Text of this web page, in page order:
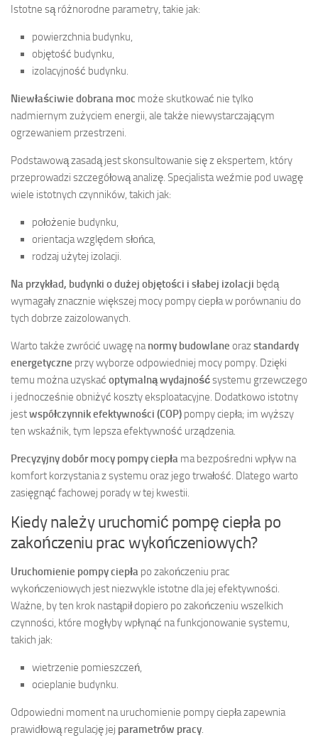
Istotne są różnorodne parametry, takie jak:
powierzchnia budynku,
objętość budynku,
izolacyjność budynku.
Niewłaściwie dobrana moc może skutkować nie tylko
nadmiernym zużyciem energii, ale także niewystarczającym
ogrzewaniem przestrzeni.
Podstawową zasadą jest skonsultowanie się z ekspertem, który
przeprowadzi szczegółową analizę. Specjalista weźmie pod uwagę
wiele istotnych czynników, takich jak:
położenie budynku,
orientacja względem słońca,
rodzaj użytej izolacji.
Na przykład, budynki o dużej objętości i słabej izolacji będą
wymagały znacznie większej mocy pompy ciepła w porównaniu do
tych dobrze zaizolowanych.
Warto także zwrócić uwagę nanormy budowlane orazstandardy
energetyczne przy wyborze odpowiedniej mocy pompy. Dzięki
temu można uzyskać optymalną wydajnośćsystemu grzewczego
i jednocześnie obniżyć koszty eksploatacyjne. Dodatkowo istotny
jestwspółczynnik efektywności (COP) pompy ciepła; im wyższy
ten wskaźnik, tym lepsza efektywność urządzenia.
Precyzyjny dobór mocy pompy ciepła ma bezpośredni wpływ na
komfort korzystania z systemu oraz jego trwałość. Dlatego warto
zasięgnąć fachowej porady w tej kwestii.
Kiedy należy uruchomić pompę ciepła po
zakończeniu prac wykończeniowych?
Uruchomienie pompy ciepła po zakończeniu prac
wykończeniowych jest niezwykle istotne dla jej efektywności.
Ważne, by ten krok nastąpił dopiero po zakończeniu wszelkich
czynności, które mogłyby wpłynąć na funkcjonowanie systemu,
takich jak:
wietrzenie pomieszczeń,
ocieplanie budynku.
Odpowiedni moment na uruchomienie pompy ciepła zapewnia
prawidłową regulację jej parametrów pracy.